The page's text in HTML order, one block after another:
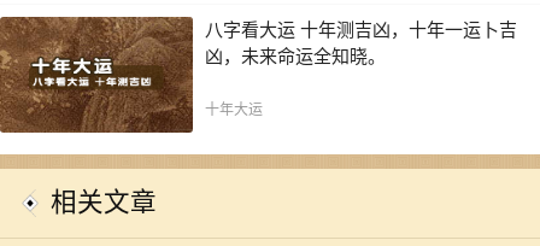
八字看大运 十年测吉凶，十年一运卜吉
凶，未来命运全知晓。
十年大运
相关文章